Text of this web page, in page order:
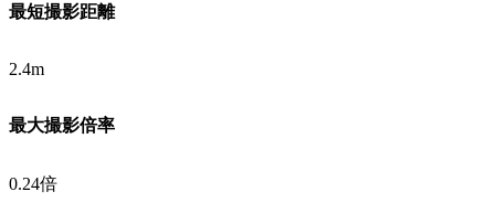
最短撮影距離
2.4m
最大撮影倍率
0.24倍